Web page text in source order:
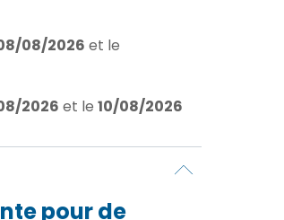
08/2026 et le
2026 et le 10/08/2026
pour de